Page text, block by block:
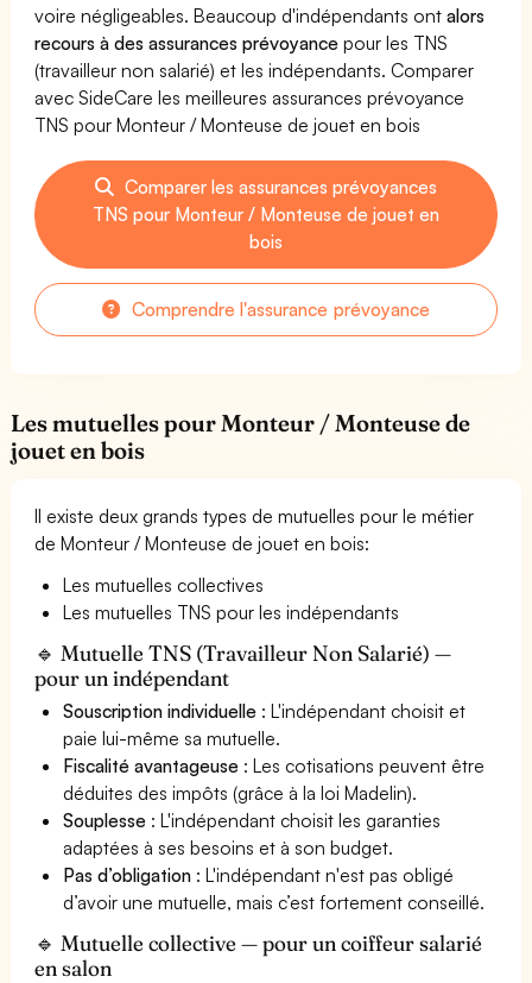
voire négligeables. Beaucoup d'indépendants ontalors
recours à des assurances prévoyance pour les TNS
(travailleur non salarié) et les indépendants. Comparer
avec SideCare les meilleures assurances prévoyance
TNS pour Monteur / Monteuse de jouet en bois
Comparer les assurances prévoyances
TNS pour Monteur / Monteuse de jouet en
bois
Comprendre l'assurance prévoyance
Les mutuelles pour Monteur / Monteuse de
jouet en bois
Il existe deux grands types de mutuelles pour le métier
de Monteur / Monteuse de jouet en bois:
Les mutuelles collectives
Les mutuelles TNS pour les indépendants
🔹 Mutuelle TNS (Travailleur Non Salarié) —
pour un indépendant
Souscription individuelle : L'indépendant choisit et
paie lui-même sa mutuelle.
Fiscalité avantageuse : Les cotisations peuvent être
déduites des impôts (grâce à la loi Madelin).
Souplesse : L'indépendant choisit les garanties
adaptées à ses besoins et à son budget.
Pas d’obligation : L'indépendant n'est pas obligé
d’avoir une mutuelle, mais c’est fortement conseillé.
🔹 Mutuelle collective — pour un coiffeur salarié
en salon